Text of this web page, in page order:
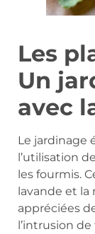
Les
Un
avec
Le jardinage
l’utilisation de
les fourmis.
lavande et
appréciées
l’intrusion